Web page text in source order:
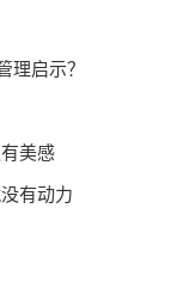
理启示？
美感
有动力